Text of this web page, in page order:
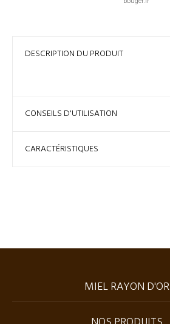
DESCRIPTION DU PRODUIT
CONSEILS D'UTILISATION
CARACTÉRISTIQUES
MIEL RAYON D'OR